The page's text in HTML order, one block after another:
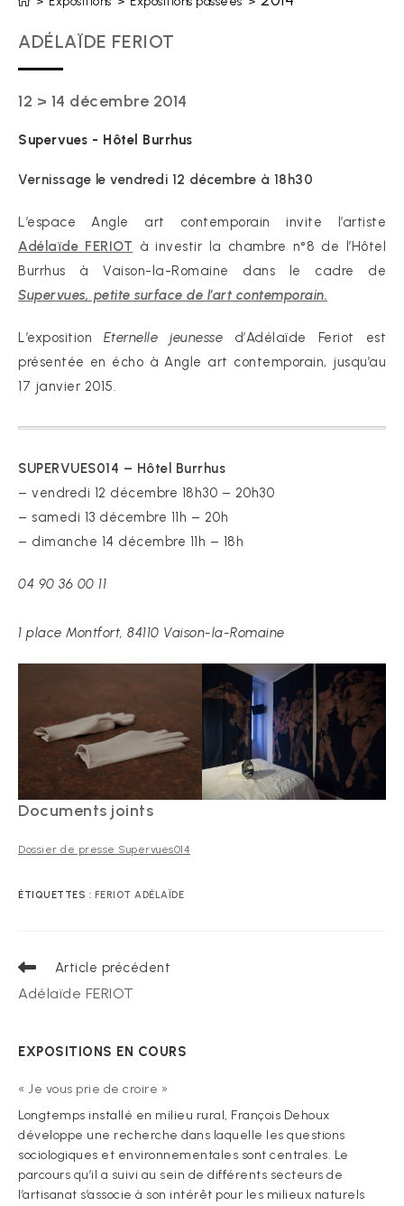
ADÉLAÏDE FERIOT
12 > 14 décembre 2014
Supervues - Hôtel Burrhus
Vernissage le vendredi 12 décembre à 18h30
L’espace Angle art contemporain invite l’artiste
Adélaïde FERIOT à investir la chambre n°8 de l’Hôtel
Burrhus à Vaison-la-Romaine dans le cadre de
Supervues, petite surface de l’art contemporain.
L’exposition Eternelle jeunesse d’Adélaïde Feriot est
présentée en écho à Angle art contemporain, jusqu’au
17 janvier 2015.
SUPERVUES014 – Hôtel Burrhus
– vendredi 12 décembre 18h30 – 20h30
– samedi 13 décembre 11h – 20h
– dimanche 14 décembre 11h – 18h
04 90 36 00 11
1 place Montfort, 84110 Vaison-la-Romaine
Documents joints
Dossier de presse Supervues014
ÉTIQUETTES : FERIOT ADÉLAÏDE
Read
articles
Article précédent
Adélaïde FERIOT
EXPOSITIONS EN COURS
« Je vous prie de croire »
Longtemps installé en milieu rural, François Dehoux
développe une recherche dans laquelle les questions
sociologiques et environnementales sont centrales. Le
parcours qu’il a suivi au sein de différents secteurs de
l’artisanat s’associe à son intérêt pour les milieux naturels